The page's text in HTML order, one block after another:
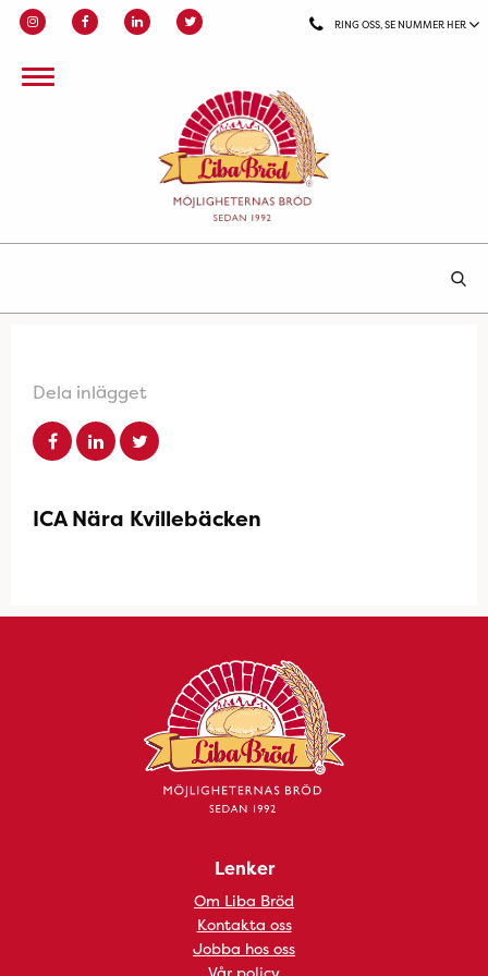
RING OSS, SE NUMMER HER
Dela inlägget
ICA Nära Kvillebäcken
Lenker
Om Liba Bröd
Kontakta oss
Jobba hos oss